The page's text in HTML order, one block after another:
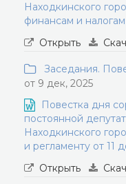
Находкинского
финансам и
Открыть
Заседания.
от 9 дек, 2025
Повестка дня
постоянной
Находкинского
и регламенту от 11
Открыть